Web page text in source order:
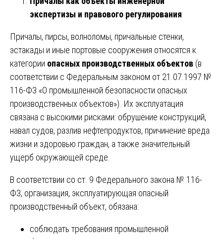
экспертизы и правового регулирования
Причалы, пирсы, волноломы, причальные стенки,
эстакады и иные портовые сооружения относятся к
категории опасных производственных объектов (в
соответствии с Федеральным законом от 21.07.1997 №
116-ФЗ «О промышленной безопасности опасных
производственных объектов»). Их эксплуатация
связана с высокими рисками: обрушение конструкций,
навал судов, разлив нефтепродуктов, причинение вреда
жизни и здоровью граждан, а также значительный
ущерб окружающей среде.
В соответствии со ст. 9 Федерального закона № 116-
ФЗ, организация, эксплуатирующая опасный
производственный объект, обязана:
соблюдать требования промышленной